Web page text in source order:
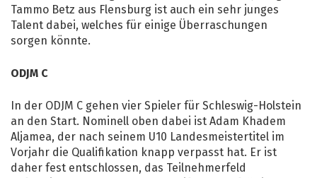
Tammo Betz aus Flensburg ist auch ein sehr junges
Talent dabei, welches für einige Überraschungen
sorgen könnte.
ODJM C
In der ODJM C gehen vier Spieler für Schleswig-Holstein
an den Start. Nominell oben dabei ist Adam Khadem
Aljamea, der nach seinem U10 Landesmeistertitel im
Vorjahr die Qualifikation knapp verpasst hat. Er ist
daher fest entschlossen, das Teilnehmerfeld